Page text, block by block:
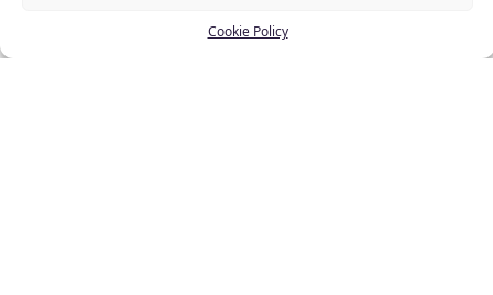
Cookie Policy
V menších firmách túto rolu môže zastávať aj